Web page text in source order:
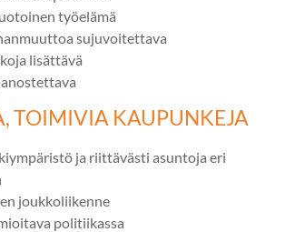
työelämä
sujuvoitettava
lisättävä
TOIMIVIA KAUPUNKEJA
ja riittävästi asuntoja eri
joukkoliikenne
politiikassa